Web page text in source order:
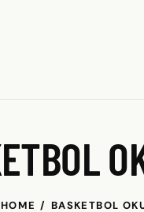
HOME BASKETBOL